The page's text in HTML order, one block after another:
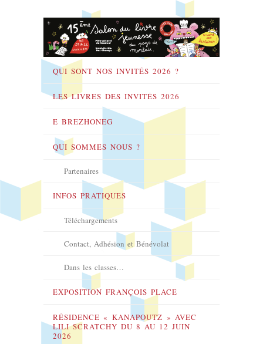
QUI SONT NOS INVITÉS 2026 ?
LES LIVRES DES INVITÉS 2026
E BREZHONEG
QUI SOMMES NOUS ?
Partenaires
INFOS PRATIQUES
Téléchargements
Contact, Adhésion et Bénévolat
Dans les classes…
EXPOSITION FRANÇOIS PLACE
RÉSIDENCE « KANAPOUTZ » AVEC
LILI SCRATCHY DU 8 AU 12 JUIN
2026